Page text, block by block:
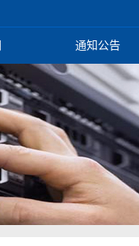
通知公告